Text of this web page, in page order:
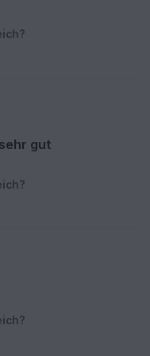
funktioniert und
auch schnell
gut